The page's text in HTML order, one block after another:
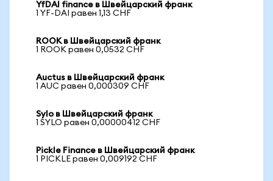
YfDAI finance в Швейцарский франк
1 YF-DAI равен 1,13 CHF
ROOK в Швейцарский франк
1 ROOK равен 0,0532 CHF
Auctus в Швейцарский франк
1 AUC равен 0,000309 CHF
Sylo в Швейцарский франк
1 SYLO равен 0,00000412 CHF
Pickle Finance в Швейцарский франк
1 PICKLE равен 0,009192 CHF